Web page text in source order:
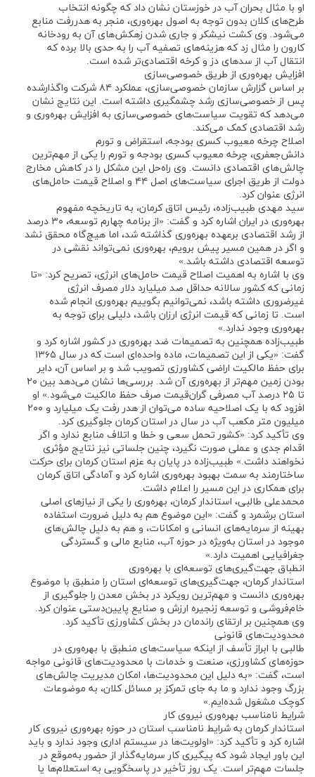
او با مثال بحران آب در خوزستان نشان داد که چگونه انتخاب
طرح‌های کلان بدون توجه به اصول بهره‌وری، منجر به هدررفت منابع
می‌شود. وی کشت نیشکر و جاری شدن زهکش‌های آن به رودخانه
کارون را مثال زد که هزینه‌های تصفیه آب را به حدی بالا برده که
انتقال آب از سدهای دز و کرخه اقتصادی‌تر شده است.
افزایش بهره‌وری از طریق خصوصی‌سازی
بر اساس گزارش سازمان خصوصی‌سازی، عملکرد ۸۴ شرکت واگذارشده
پس از خصوصی‌سازی رشد چشمگیری داشته است. این نتایج نشان
می‌دهد که تقویت سیاست‌های خصوصی‌سازی به افزایش بهره‌وری و
رشد اقتصادی کمک می‌کند.
اصلاح چرخه معیوب کسری بودجه، استقراض و تورم
دانش‌جعفری، چرخه معیوب کسری بودجه و تورم را یکی از مهم‌ترین
چالش‌های اقتصادی دانست. وی راه‌حل این مشکل را در کاهش مخارج
دولت از طریق اجرای سیاست‌های اصل ۴۴ و اصلاح قیمت حامل‌های
انرژی عنوان کرد.
سید مهدی طبیب‌زاده، رئیس اتاق کرمان، به تاریخچه مفهوم
بهره‌وری در ایران اشاره کرد و گفت: «از برنامه چهارم توسعه، ۳۰ درصد
از رشد اقتصادی برعهده بهره‌وری گذاشته شد، اما هیچ‌گاه محقق نشد
و اگر در همین مسیر پیش برویم، بهره‌وری نمی‌تواند نقشی در
توسعه اقتصادی داشته باشد.»
وی با اشاره به اهمیت اصلاح قیمت حامل‌های انرژی، تصریح کرد: «تا
زمانی که کشور سالانه حداقل صد میلیارد دلار مصرف انرژی
غیرضروری داشته باشد، نمی‌توانیم بگوییم بهره‌وری انجام شده
است. تا زمانی که قیمت انرژی ارزان باشد، دلیلی برای توجه به
بهره‌وری وجود ندارد.»
طبیب‌زاده همچنین به تصمیمات ضد بهره‌وری در کشور اشاره کرد و
گفت: «یکی از این تصمیمات، ماده واحده‌ای است که در سال ۱۳۶۵
برای حفظ مالکیت اراضی کشاورزی تصویب شد و بر اساس آن، دایر
بودن زمین مهم‌تر از بهره‌وری آن شد. بررسی‌ها نشان می‌دهد بین ۲۰
تا ۲۵ درصد آب مصرفی گران‌قیمت صرف حفظ مالکیت می‌شود.» او
افزود که با یک اصلاحیه ساده می‌توان از هدر رفت یک میلیارد و ۲۰۰
میلیون متر مکعب آب در سال در استان کرمان جلوگیری کرد.
وی تأکید کرد: «کشور تحمل سعی و خطا و اتلاف منابع ندارد و اگر
اقدام جدی و عملی صورت نگیرد، چنین جلساتی نیز نتایج مؤثری
نخواهند داشت.» طبیب‌زاده در پایان به عزم استان کرمان برای حرکت
ساختارمند به سمت بهبود بهره‌وری اشاره کرد و آمادگی اتاق کرمان
برای همکاری در این مسیر را اعلام داشت.
محمدعلی طالبی، استاندار کرمان، بهره‌وری را یکی از نیازهای اصلی
استان برشمرد و گفت: «این موضوع هم به دلیل ضرورت استفاده
بهینه از سرمایه‌های انسانی و امکانات، و هم به دلیل چالش‌های
موجود در استان به‌ویژه در حوزه آب، منابع مالی و گستردگی
جغرافیایی اهمیت دارد.»
انطباق جهت‌گیری‌های توسعه‌ای با بهره‌وری
استاندار کرمان، جهت‌گیری‌های توسعه‌ای استان را منطبق با موضوع
بهره‌وری دانست و مهم‌ترین رویکرد در بخش معدن را جلوگیری از
خام‌فروشی و توسعه زنجیره ارزش و صنایع پایین‌دستی عنوان کرد.
وی همچنین بر ارتقای راندمان در بخش کشاورزی تأکید کرد.
محدودیت‌های قانونی
طالبی با ابراز تأسف از اینکه سیاست‌های منطبق با بهره‌وری در
حوزه‌های کشاورزی، صنعت و خدمات با محدودیت‌های قانونی مواجه
است، گفت: «به دلیل این محدودیت‌ها، امکان مدیریت چالش‌های
بزرگ وجود ندارد و ما به جای تمرکز بر مسائل کلان، به موضوعات
کوچک مشغول شده‌ایم.»
شرایط نامناسب بهره‌وری نیروی کار
استاندار کرمان به شرایط نامناسب استان در حوزه بهره‌وری نیروی کار
اشاره کرد و تأکید کرد: «اولویت‌ها در سیستم اداری وجود ندارد و باید
این باور ایجاد شود که پیگیری کار سرمایه‌گذار از حضور به‌موقع در
جلسات مهم‌تر است. یک روز تأخیر در پاسخگویی به استعلام‌ها یا